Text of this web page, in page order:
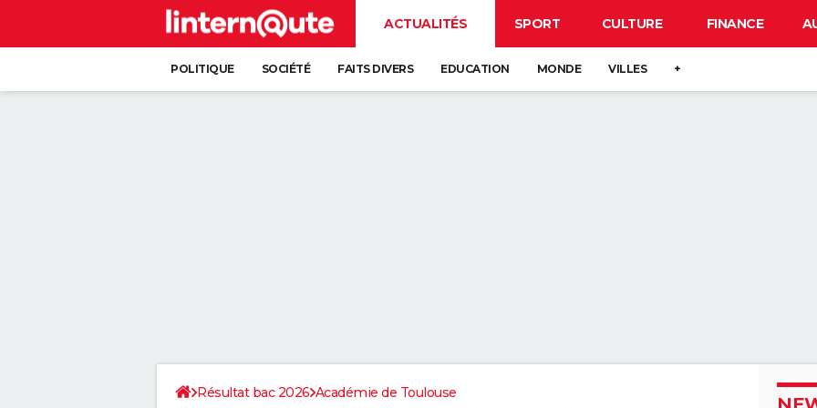
ACTUALITÉS SPORT CULTURE FINANCE
POLITIQUE SOCIÉTÉ FAITS DIVERS EDUCATION MONDE VILLES +
Résultat bac 2026 Académie de Toulouse